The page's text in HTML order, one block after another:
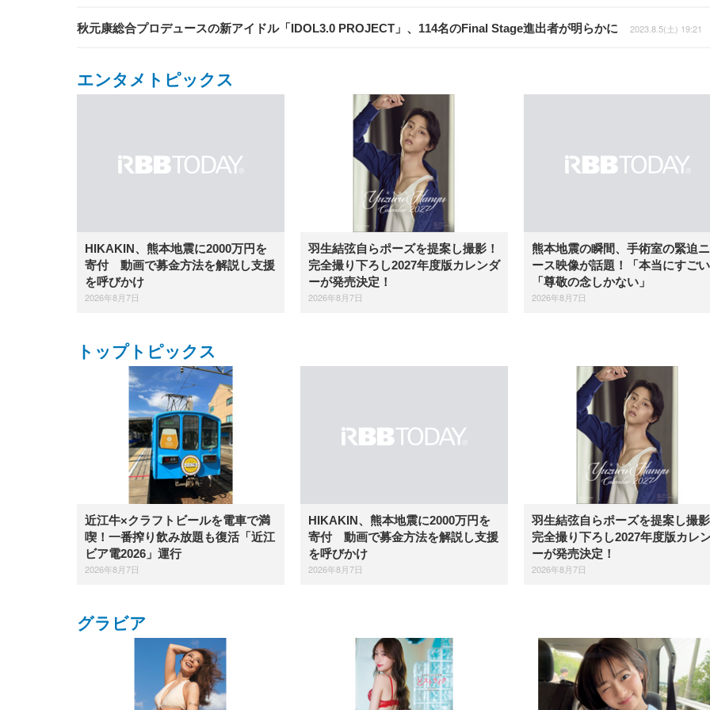
秋元康総合プロデュースの新アイドル「IDOL3.0 PROJECT」、114名のFinal Stage進出者が明らかに 2023.8.5(土) 19:21
エンタメトピックス
HIKAKIN、熊本地震に2000万円を
寄付 動画で募金方法を解説し支援
を呼びかけ
2026年8月7日
羽生結弦自らポーズを提案し撮影！
完全撮り下ろし2027年度版カレンダ
ーが発売決定！
2026年8月7日
熊本地震の瞬間、手術室の緊迫
ース映像が話題！「本当にすご
「尊敬の念しかない」
2026年8月7日
トップトピックス
近江牛×クラフトビールを電車で満
喫！一番搾り飲み放題も復活「近江
ビア電2026」運行
2026年8月7日
HIKAKIN、熊本地震に2000万円を
寄付 動画で募金方法を解説し支援
を呼びかけ
2026年8月7日
羽生結弦自らポーズを提案し撮
完全撮り下ろし2027年度版カレ
ーが発売決定！
2026年8月7日
グラビア